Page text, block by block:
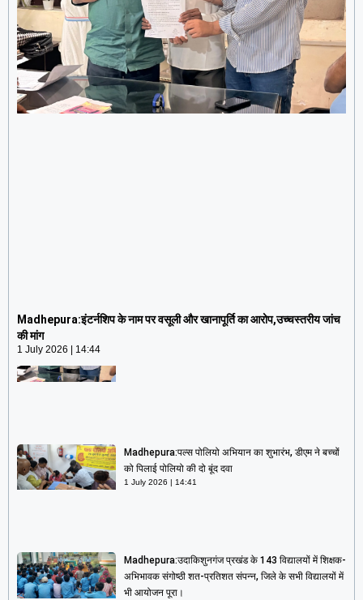
Madhepura:इंटर्नशिप के नाम पर वसूली और खानापूर्ति का आरोप,उच्चस्तरीय जांच
की मांग
1 July 2026 14:44
1 July 2026 14:44
Madhepura:पल्स पोलियो अभियान का शुभारंभ, डीएम ने बच्चों
को पिलाई पोलियो की दो बूंद दवा
1 July 2026 14:41
Madhepura:उदाकिशुनगंज प्रखंड के 143 विद्यालयों में शिक्षक-
अभिभावक संगोष्ठी शत-प्रतिशत संपन्न, जिले के सभी विद्यालयों में
भी आयोजन पूरा।